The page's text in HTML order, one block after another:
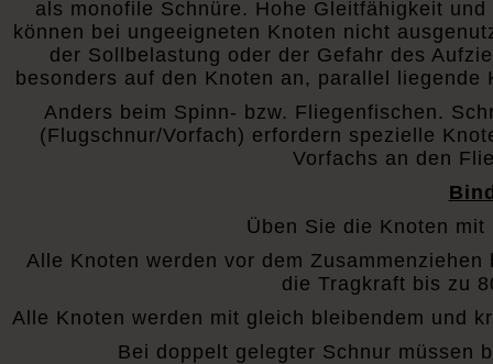
als monofile Schnüre. Hohe Gleitfähigkeit
können bei ungeeigneten Knoten nicht
der Sollbelastung oder der Gefahr des
besonders auf den Knoten an, parallel
Anders beim Spinn- bzw. Fliegenfischen.
(Flugschnur/Vorfach) erfordern spezielle
Vorfachs an den
Üben Sie die Knoten mit
Alle Knoten werden vor dem
die Tragkraft bis zu
Alle Knoten werden mit gleich bleibendem und
Bei doppelt gelegter Schnur müssen